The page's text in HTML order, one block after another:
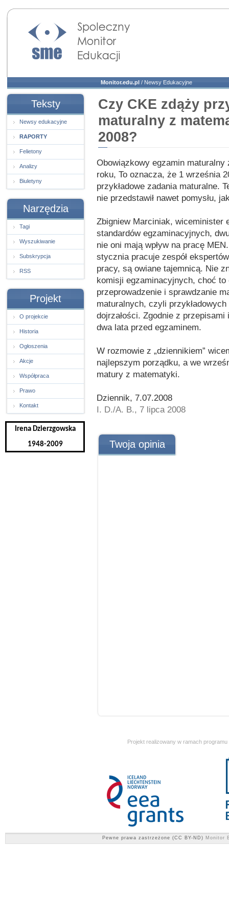
Społeczny Monitor
Edukacji
Monitor.edu.pl / Newsy Edukacyjne
Teksty
Newsy edukacyjne
RAPORTY
Felietony
Analizy
Biuletyny
Narzędzia
Tagi
Wyszukiwanie
Subskrypcja
RSS
Projekt
O projekcie
Historia
Ogłoszenia
Akcje
Współpraca
Prawo
Kontakt
Irena Dzierzgowska
1948-2009
Czy CKE zdąży
maturalny z
2008?
Obowiązkowy egzamin
roku, To oznacza, że 1 września
przykładowe zadania maturalne.
nie przedstawił nawet pomysłu,
Zbigniew Marciniak, wiceminister
standardów egzaminacyjnych,
nie oni mają wpływ na pracę
stycznia pracuje zespół
pracy, są owiane tajemnicą. Nie
komisji egzaminacyjnych, choć
przeprowadzenie i sprawdzanie
maturalnych, czyli
dojrzałości. Zgodnie z
dwa lata przed egzaminem.
W rozmowie z „dziennikiem”
najlepszym porządku, a we
matury z matematyki.
Dziennik, 7.07.2008
I. D./A. B., 7 lipca 2008
Twoja opinia
Projekt realizowany w ramach
Pewne prawa zastrzeżone (CC BY-ND) Monitor